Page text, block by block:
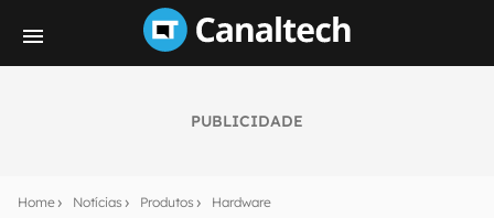
PUBLICIDADE
Home Notícias Produtos Hardware
notícias e reviews sobre tecnologia em primeira